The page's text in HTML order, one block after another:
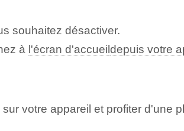
souhaitez désactiver.
à l'écran d'accueil depuis votre
votre appareil et profiter d'une